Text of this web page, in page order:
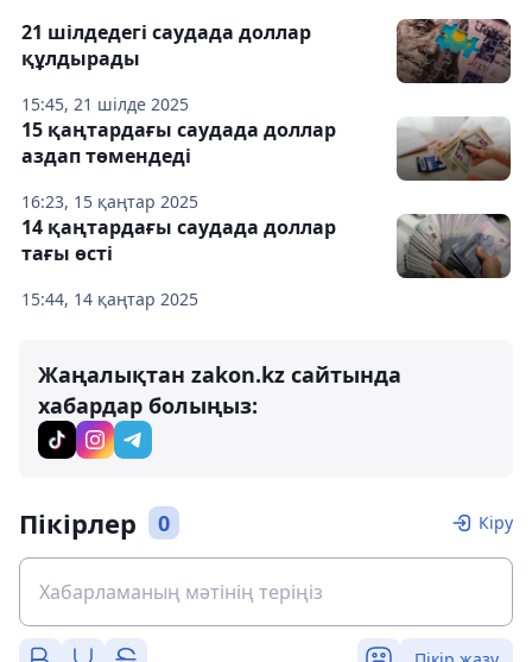
15:45, 21 шілде 2025
21 шілдедегі саудада доллар
құлдырады
16:23, 15 қаңтар 2025
15 қаңтардағы саудада доллар
аздап төмендеді
15:44, 14 қаңтар 2025
14 қаңтардағы саудада доллар
тағы өсті
Жаңалықтан zakon.kz сайтында
хабардар болыңыз:
Пікірлер 0 Кіру